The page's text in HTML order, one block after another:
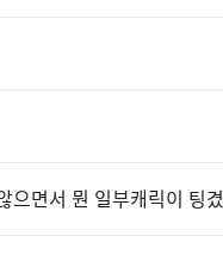
면서 뭔 일부캐릭이 팅